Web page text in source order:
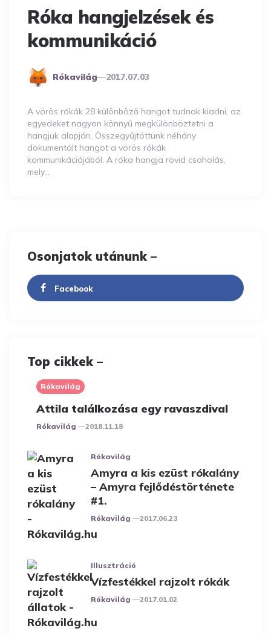
Róka hangjelzések és
kommunikáció
Posted
Rókavilág 2017.07.03
A vörös rókák 28 különböző hangot tudnak kiadni, az
egyedeket nagyon könnyű megkülönböztetni a
hangjuk alapján. Összegyűjtöttünk néhány
dokumentált hangot a vörös rókák
kommunikációjából. A róka hangja rövid csaholás,
mely…
Osonjatok utánunk –
Facebook
Top cikkek –
Rókavilág
Attila találkozása egy ravaszdival
Posted
Rókavilág 2018.11.18
Rókavilág
Amyra a kis ezüst rókalány
– Amyra fejlődéstörténete
#1.
Posted
Rókavilág 2017.06.23
Illusztráció
Vízfestékkel rajzolt rókák
Posted
Rókavilág 2017.01.02